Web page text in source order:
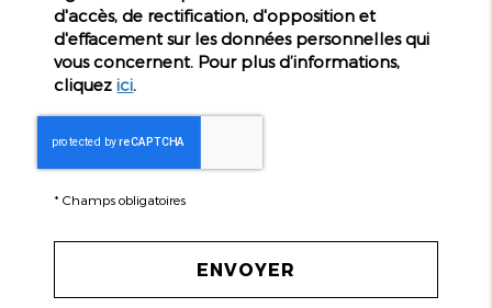
d'accès, de rectification, d'opposition et
d'effacement sur les données personnelles qui
vous concernent. Pour plus d’informations,
cliquezici
*Champs obligatoires